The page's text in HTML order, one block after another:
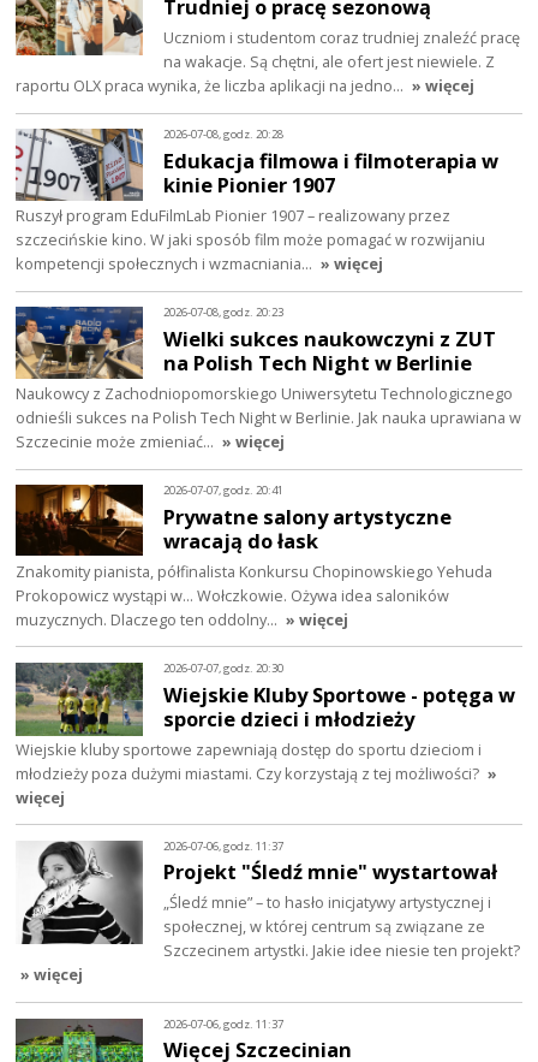
Trudniej o pracę sezonową
Uczniom i studentom coraz trudniej znaleźć pracę
na wakacje. Są chętni, ale ofert jest niewiele. Z
raportu OLX praca wynika, że liczba aplikacji na jedno… » więcej
2026-07-08, godz. 20:28
Edukacja filmowa i filmoterapia w
kinie Pionier 1907
Ruszył program EduFilmLab Pionier 1907 – realizowany przez
szczecińskie kino. W jaki sposób film może pomagać w rozwijaniu
kompetencji społecznych i wzmacniania… » więcej
2026-07-08, godz. 20:23
Wielki sukces naukowczyni z ZUT
na Polish Tech Night w Berlinie
Naukowcy z Zachodniopomorskiego Uniwersytetu Technologicznego
odnieśli sukces na Polish Tech Night w Berlinie. Jak nauka uprawiana w
Szczecinie może zmieniać… » więcej
2026-07-07, godz. 20:41
Prywatne salony artystyczne
wracają do łask
Znakomity pianista, półfinalista Konkursu Chopinowskiego Yehuda
Prokopowicz wystąpi w… Wołczkowie. Ożywa idea saloników
muzycznych. Dlaczego ten oddolny… » więcej
2026-07-07, godz. 20:30
Wiejskie Kluby Sportowe - potęga w
sporcie dzieci i młodzieży
Wiejskie kluby sportowe zapewniają dostęp do sportu dzieciom i
młodzieży poza dużymi miastami. Czy korzystają z tej możliwości? »
więcej
2026-07-06, godz. 11:37
Projekt "Śledź mnie" wystartował
„Śledź mnie” – to hasło inicjatywy artystycznej i
społecznej, w której centrum są związane ze
Szczecinem artystki. Jakie idee niesie ten projekt?
» więcej
2026-07-06, godz. 11:37
Więcej Szczecinian